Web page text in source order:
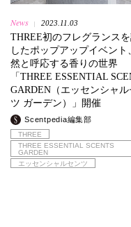
News 2023.11.03
THREE初のフレグランス
したポップアップイベント
然と呼応する香りの世界
「THREE ESSENTIAL
GARDEN（エッセンシャル
ツ ガーデン）」開催
Scentpedia編集部
THREE
THREE ESSENTIAL SCENTS
GARDEN
エッセンシャルセンツ